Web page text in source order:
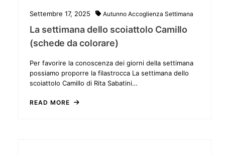
Settembre 17, 2025 Autunno Accoglienza Settimana
La settimana dello scoiattolo Camillo
(schede da colorare)
Per favorire la conoscenza dei giorni della settimana
possiamo proporre la filastrocca La settimana dello
scoiattolo Camillo di Rita Sabatini…
READ MORE